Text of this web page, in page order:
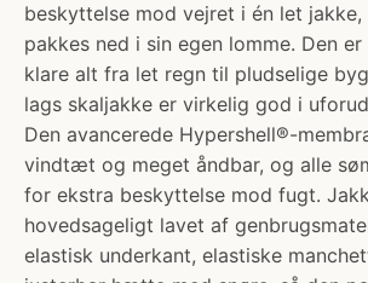
beskyttelse mod vejret i én let jakke,
pakkes ned i sin egen lomme. Den
klare alt fra let regn til pludselige
lags skaljakke er virkelig god i
Den avancerede Hypershell®-
vindtæt og meget åndbar, og alle
for ekstra beskyttelse mod fugt.
hovedsageligt lavet af
elastisk underkant, elastiske